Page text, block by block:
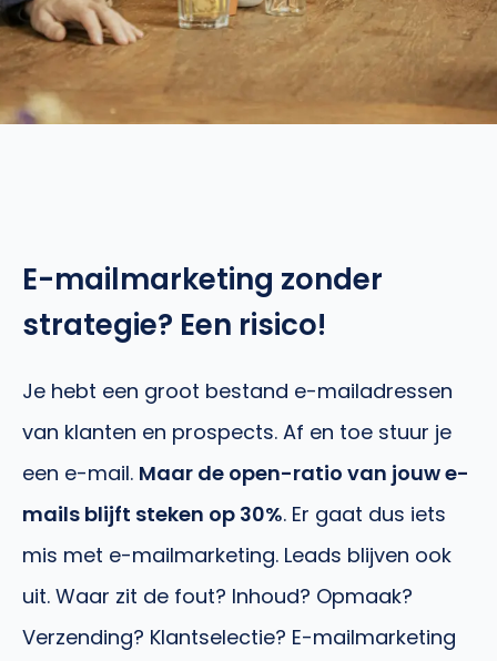
E-mailmarketing zonder
strategie? Een risico!
Je hebt een groot bestand e-mailadressen
van klanten en prospects. Af en toe stuur je
een e-mail. Maar de open-ratio van jouw e-
mails blijft steken op 30%. Er gaat dus iets
mis met e-mailmarketing. Leads blijven ook
uit. Waar zit de fout? Inhoud? Opmaak?
Verzending? Klantselectie? E-mailmarketing